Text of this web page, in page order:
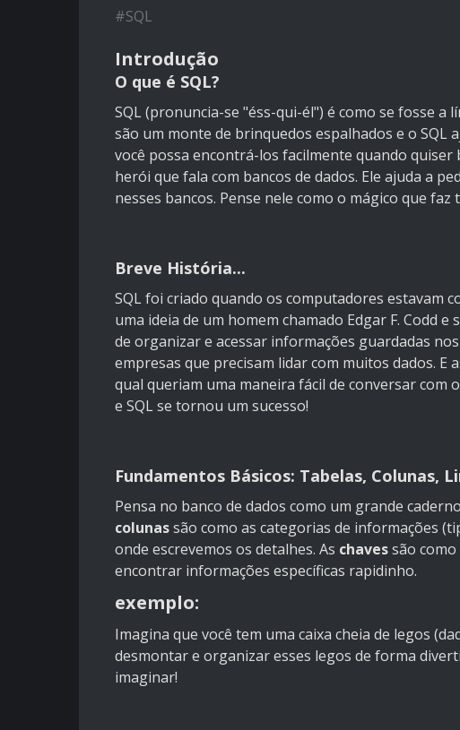
#SQL
Introdução
O que é SQL?
SQL (pronuncia-se "éss-qui-él") é como se fosse a
são um monte de brinquedos espalhados e o
você possa encontrá-los facilmente quando quiser
herói que fala com bancos de dados. Ele ajuda a
nesses bancos. Pense nele como o mágico que faz
Breve História...
SQL foi criado quando os computadores estavam
uma ideia de um homem chamado Edgar F. Codd
de organizar e acessar informações guardadas
empresas que precisam lidar com muitos dados. E
qual queriam uma maneira fácil de conversar com
e SQL se tornou um sucesso!
Fundamentos Básicos: Tabelas, Colunas,
Pensa no banco de dados como um grande
colunassão como as categorias de informações
onde escrevemos os detalhes. As chavessão
encontrar informações específicas rapidinho.
exemplo:
Imagina que você tem uma caixa cheia de legos
desmontar e organizar esses legos de forma
imaginar!